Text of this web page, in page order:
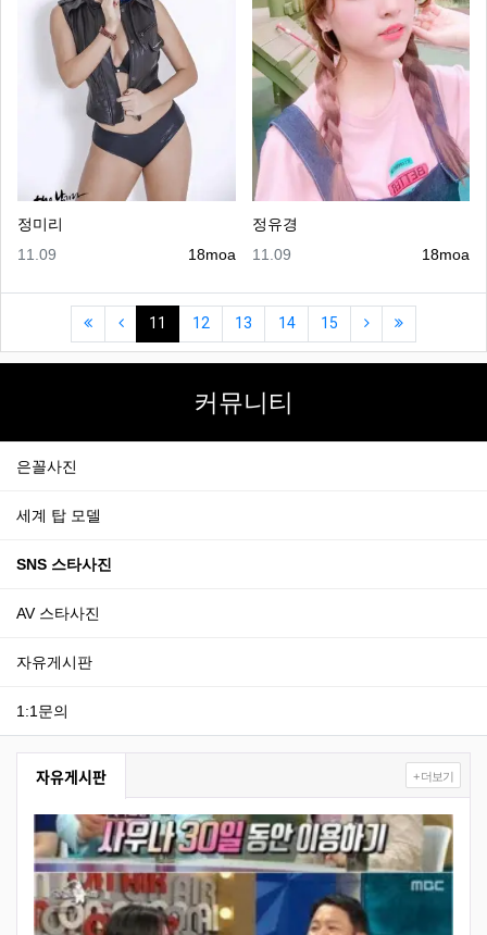
정미리
등록자
18moa
등록일
11.09
정유경
등록자
18moa
등록일
11.09
(first)(previous)
11 (current)
12 13 14 15 (next)(last)
커뮤니티
은꼴사진
세계 탑 모델
SNS 스타사진
AV 스타사진
자유게시판
1:1문의
자유게시판 + 더보기